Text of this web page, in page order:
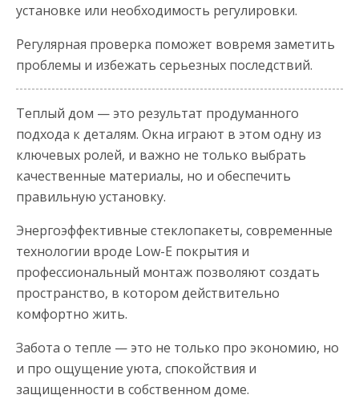
установке или необходимость регулировки.
Регулярная проверка поможет вовремя заметить
проблемы и избежать серьезных последствий.
Теплый дом — это результат продуманного
подхода к деталям. Окна играют в этом одну из
ключевых ролей, и важно не только выбрать
качественные материалы, но и обеспечить
правильную установку.
Энергоэффективные стеклопакеты, современные
технологии вроде Low-E покрытия и
профессиональный монтаж позволяют создать
пространство, в котором действительно
комфортно жить.
Забота о тепле — это не только про экономию, но
и про ощущение уюта, спокойствия и
защищенности в собственном доме.